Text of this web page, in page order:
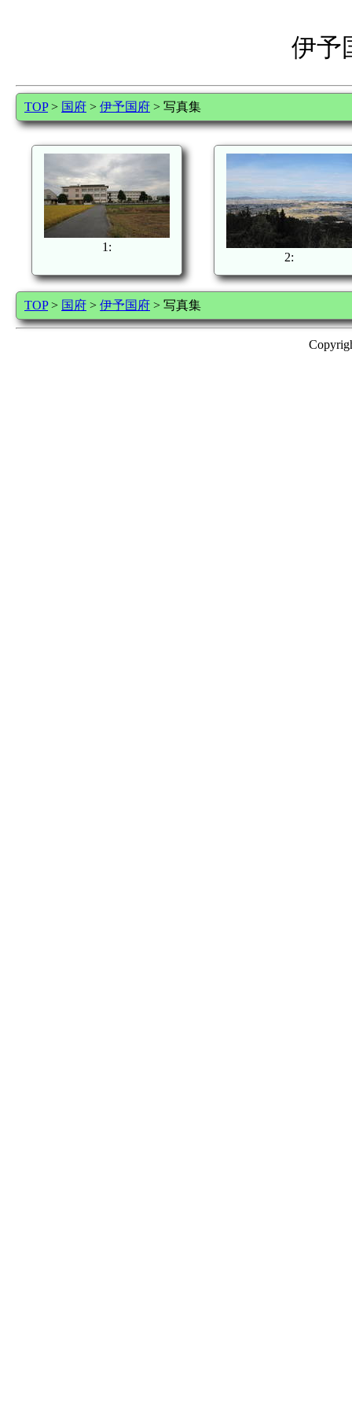
伊予
TOP> 国府 > 伊予国府 > 写真集
1:
2:
TOP> 国府 > 伊予国府 > 写真集